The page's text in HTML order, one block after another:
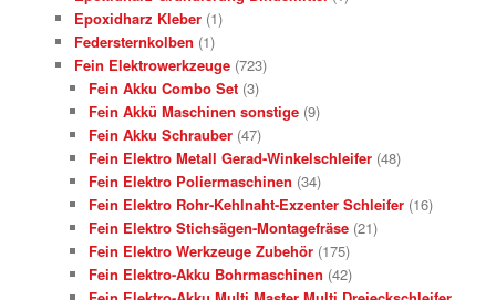
Epoxidharz Kleber (1)
Federsternkolben (1)
Fein Elektrowerkzeuge (723)
Fein Akku Combo Set (3)
Fein Akkü Maschinen sonstige (9)
Fein Akku Schrauber (47)
Fein Elektro Metall Gerad-Winkelschleifer (48)
Fein Elektro Poliermaschinen (34)
Fein Elektro Rohr-Kehlnaht-Exzenter Schleifer (16)
Fein Elektro Stichsägen-Montagefräse (21)
Fein Elektro Werkzeuge Zubehör (175)
Fein Elektro-Akku Bohrmaschinen (42)